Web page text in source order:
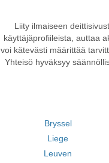
Liity ilmaiseen
käyttäjäprofiileista, auttaa
voi kätevästi määrittää
Yhteisö hyväksyy
Bryssel
Liege
Leuven